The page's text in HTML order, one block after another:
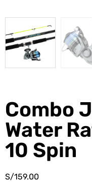
Combo
Water
10 Spin
S/159.00